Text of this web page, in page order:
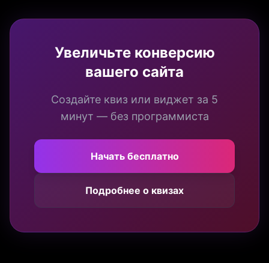
Увеличьте конверсию
вашего сайта
Создайте квиз или виджет за 5
минут — без программиста
Начать бесплатно
Подробнее о квизах